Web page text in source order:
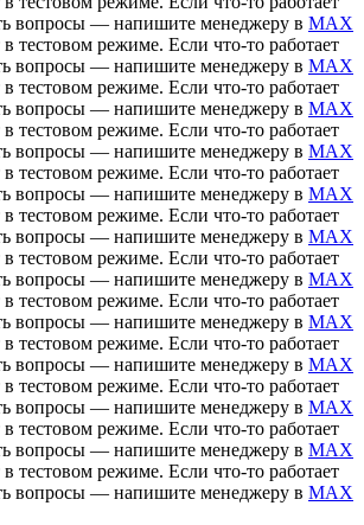
вопросы — напишите менеджеру в MAX
тестовом режиме. Если что-то работает
вопросы — напишите менеджеру в MAX
тестовом режиме. Если что-то работает
вопросы — напишите менеджеру в MAX
тестовом режиме. Если что-то работает
вопросы — напишите менеджеру в MAX
тестовом режиме. Если что-то работает
вопросы — напишите менеджеру в MAX
тестовом режиме. Если что-то работает
вопросы — напишите менеджеру в MAX
тестовом режиме. Если что-то работает
вопросы — напишите менеджеру в MAX
тестовом режиме. Если что-то работает
вопросы — напишите менеджеру в MAX
тестовом режиме. Если что-то работает
вопросы — напишите менеджеру в MAX
тестовом режиме. Если что-то работает
вопросы — напишите менеджеру в MAX
тестовом режиме. Если что-то работает
вопросы — напишите менеджеру в MAX
тестовом режиме. Если что-то работает
вопросы — напишите менеджеру в MAX